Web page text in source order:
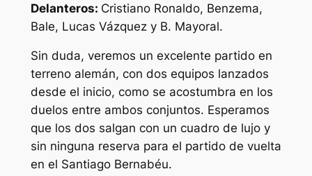
Delanteros: Cristiano Ronaldo, Benzema,
Bale, Lucas Vázquez y B. Mayoral.
Sin duda, veremos un excelente partido en
terreno alemán, con dos equipos lanzados
desde el inicio, como se acostumbra en los
duelos entre ambos conjuntos. Esperamos
que los dos salgan con un cuadro de lujo y
sin ninguna reserva para el partido de vuelta
en el Santiago Bernabéu.